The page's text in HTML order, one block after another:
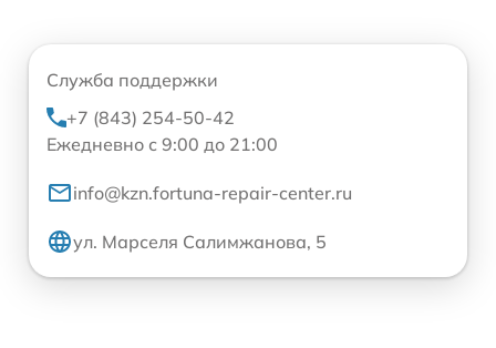
Служба поддержки
+7 (843) 254-50-42
Ежедневно с 9:00 до 21:00
info@kzn.fortuna-repair-center.ru
ул. Марселя Салимжанова, 5